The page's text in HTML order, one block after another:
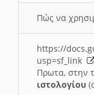
Πώς να
https://
usp=sf_link
Πρωτα, στην
ιστολογίου